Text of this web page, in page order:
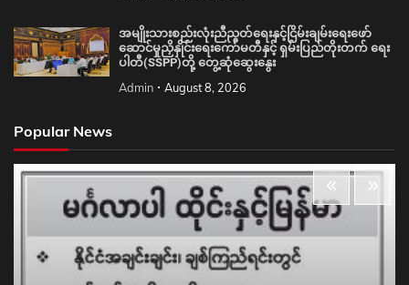
အမျိုးသားစည်းလုံးညီညွတ်ရေးနှင့်ငြိမ်းချမ်းရေးဖော်
ဆောင်မှုညှိနှိုင်းရေးကော်မတီနှင့် ရှမ်းပြည်တိုးတက် ရေး
ပါတီ(SSPP)တို့ တွေ့ဆုံဆွေးနွေး
Admin August 8, 2026
Popular News